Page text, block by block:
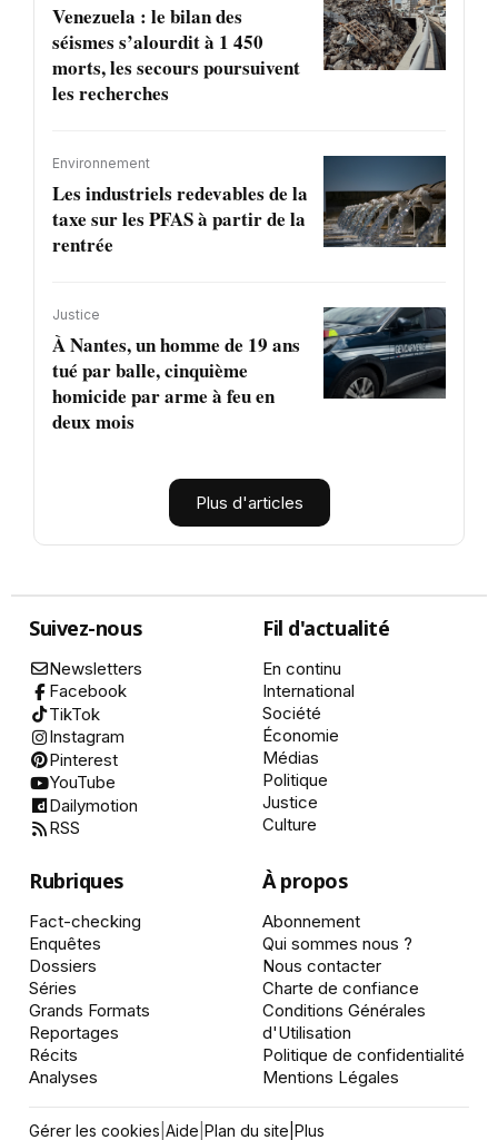
Venezuela : le bilan des
séismes s’alourdit à 1 450
morts, les secours poursuivent
les recherches
Environnement
Les industriels redevables de la
taxe sur les PFAS à partir de la
rentrée
Justice
À Nantes, un homme de 19 ans
tué par balle, cinquième
homicide par arme à feu en
deux mois
Plus d'articles
Suivez-nous
Newsletters
Facebook
TikTok
Instagram
Pinterest
YouTube
Dailymotion
RSS
Fil d'actualité
En continu
International
Société
Économie
Médias
Politique
Justice
Culture
Rubriques
Fact-checking
Enquêtes
Dossiers
Séries
Grands Formats
Reportages
Récits
Analyses
À propos
Abonnement
Qui sommes nous ?
Nous contacter
Charte de confiance
Conditions Générales
d'Utilisation
Politique de confidentialité
Mentions Légales
Gérer les cookies Aide Plan du site Plus